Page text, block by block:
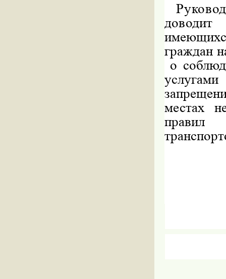
граждан
о
местах
правил